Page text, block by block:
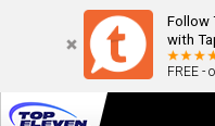
Follow
with
FREE -